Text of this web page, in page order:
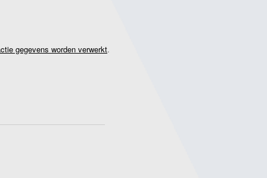
gegevens worden verwerkt.